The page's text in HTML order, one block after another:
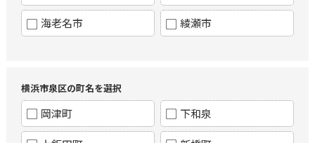
海老名市 綾瀬市
横浜市泉区の町名を選択
岡津町 下和泉